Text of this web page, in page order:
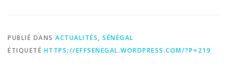
PUBLIÉ DANS ACTUALITÉS, SÉNÉGAL
ÉTIQUETÉ HTTPS://EFFSENEGAL.WORDPRESS.COM/?P=219